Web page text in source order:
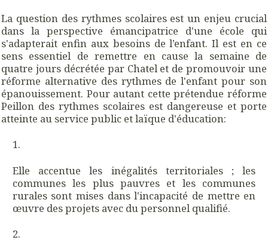
La question des rythmes scolaires est un enjeu crucial
dans la perspective émancipatrice d'une école qui
s'adapterait enfin aux besoins de l’enfant. Il est en ce
sens essentiel de remettre en cause la semaine de
quatre jours décrétée par Chatel et de promouvoir une
réforme alternative des rythmes de l'enfant pour son
épanouissement. Pour autant cette prétendue réforme
Peillon des rythmes scolaires est dangereuse et porte
atteinte au service public et laïque d'éducation:
Elle accentue les inégalités territoriales ; les
communes les plus pauvres et les communes
rurales sont mises dans l'incapacité de mettre en
œuvre des projets avec du personnel qualifié.